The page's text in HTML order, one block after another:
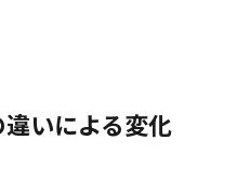
いによる変化